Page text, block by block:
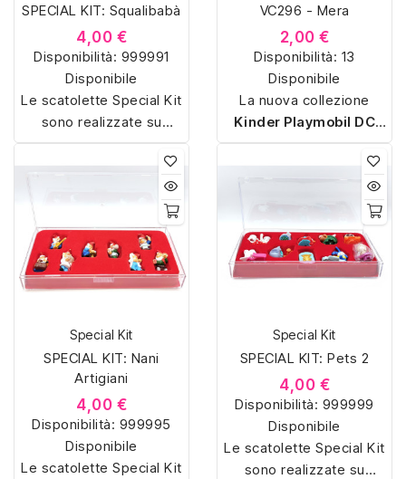
SPECIAL KIT: Squalibabà
4,00 €
Disponibilità: 999991
Disponibile
Le scatolette Special Kit
sono realizzate su
misura con materiali di
alta qualità, hanno un
interno sagomato in
vellutino rosso e offrono
soluzioni eleganti e
pratiche per organizzare
e mostrare la tua
collezione di sorpresine.
VC296 - Mera
2,00 €
Disponibilità: 13
Disponibile
La nuova collezione
Kinder Playmobil DC
Eroi 2025porta i
supereroi DC negli ovetti
Kinder. Ogni sorpresa
16
personaggi esclusiviin
versione Playmobil, da
Superman e Batman a
singoli e multipack, la
serie unisce
divertimento da
collezione e gioco
digitale grazie all’app
Applaydu.
Special Kit
SPECIAL KIT: Nani
Artigiani
4,00 €
Disponibilità: 999995
Disponibile
Le scatolette Special Kit
Special Kit
SPECIAL KIT: Pets 2
4,00 €
Disponibilità: 999999
Disponibile
Le scatolette Special Kit
sono realizzate su